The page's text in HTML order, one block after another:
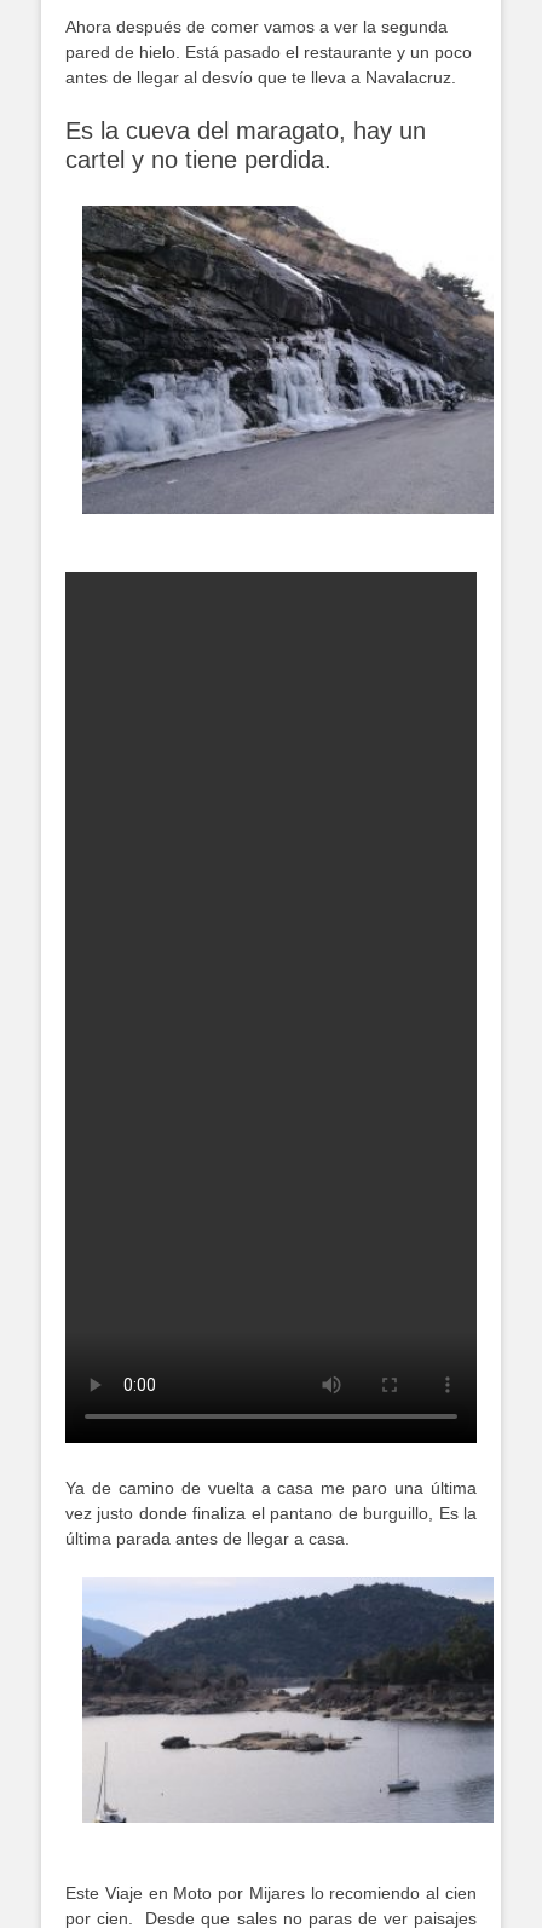
Ahora después de comer vamos a ver la segunda
pared de hielo. Está pasado el restaurante y un poco
antes de llegar al desvío que te lleva a Navalacruz.
Es la cueva del maragato, hay un
cartel y no tiene perdida.
Ya de camino de vuelta a casa me paro una última
vez justo donde finaliza el pantano de burguillo, Es la
última parada antes de llegar a casa.
Este Viaje en Moto por Mijares lo recomiendo al cien
por cien. Desde que sales no paras de ver paisajes